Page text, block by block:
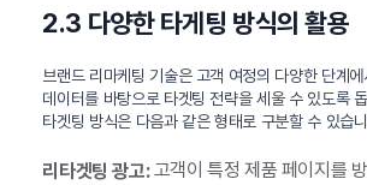
2.3 다양한 타게팅 방식의 활용
브랜드 리마케팅 기술은 고객 여정의 다양한 단계
데이터를 바탕으로 타겟팅 전략을 세울 수 있도록
타겟팅 방식은 다음과 같은 형태로 구분할 수 있습
리타겟팅 광고:고객이 특정 제품 페이지를